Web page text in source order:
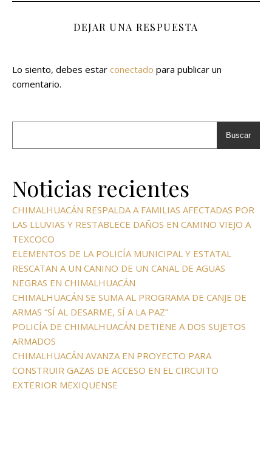
DEJAR UNA RESPUESTA
Lo siento, debes estar conectado para publicar un
comentario.
Buscar
Noticias recientes
CHIMALHUACÁN RESPALDA A FAMILIAS AFECTADAS POR
LAS LLUVIAS Y RESTABLECE DAÑOS EN CAMINO VIEJO A
TEXCOCO
ELEMENTOS DE LA POLICÍA MUNICIPAL Y ESTATAL
RESCATAN A UN CANINO DE UN CANAL DE AGUAS
NEGRAS EN CHIMALHUACÁN
CHIMALHUACÁN SE SUMA AL PROGRAMA DE CANJE DE
ARMAS “SÍ AL DESARME, SÍ A LA PAZ”
POLICÍA DE CHIMALHUACÁN DETIENE A DOS SUJETOS
ARMADOS
CHIMALHUACÁN AVANZA EN PROYECTO PARA
CONSTRUIR GAZAS DE ACCESO EN EL CIRCUITO
EXTERIOR MEXIQUENSE